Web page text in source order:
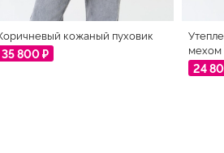
кожаный пуховик
35 800 ₽
мехом
24